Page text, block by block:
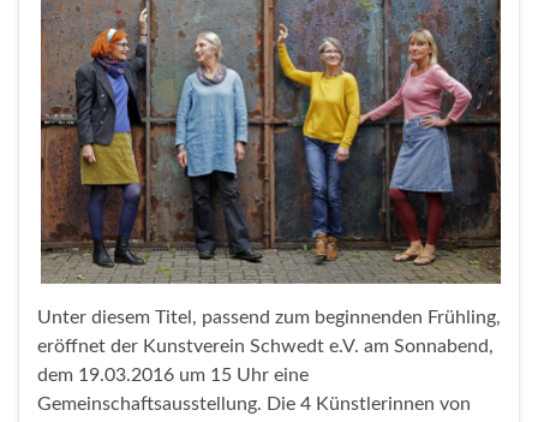
Unter diesem Titel, passend zum beginnenden Frühling,
eröffnet der Kunstverein Schwedt e.V. am Sonnabend,
dem 19.03.2016 um 15 Uhr eine
Gemeinschaftsausstellung. Die 4 Künstlerinnen von